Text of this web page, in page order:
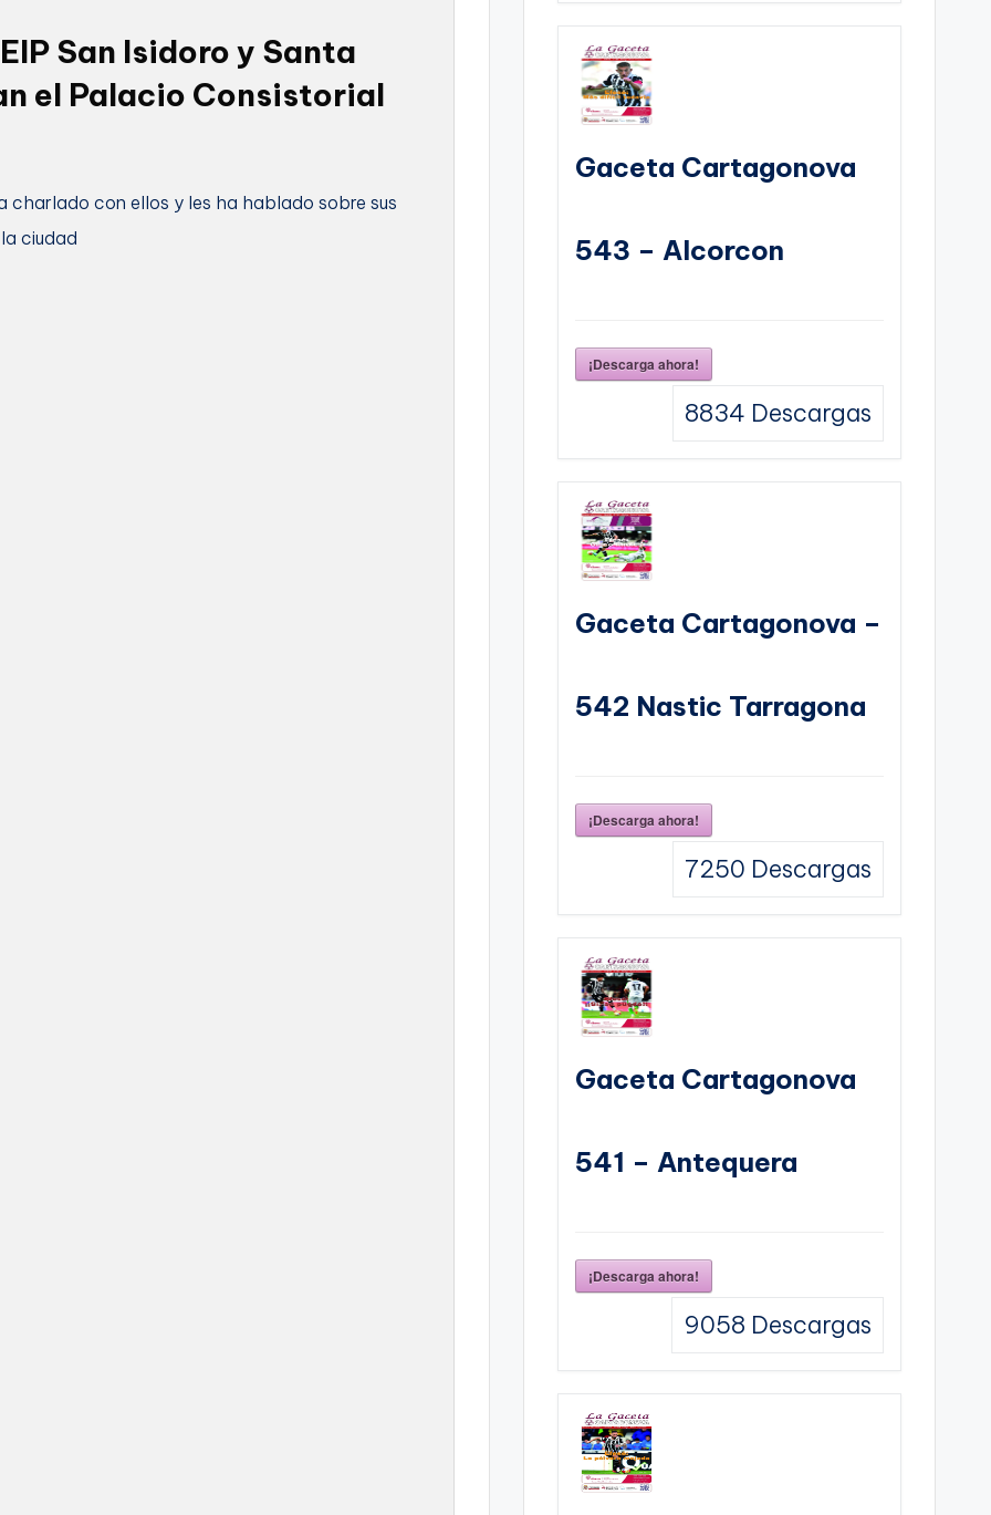
San Isidoro y Santa
el Palacio Consistorial
charlado con ellos y les ha hablado sobre sus
ciudad
Gaceta Cartagonova
543 – Alcorcon
¡Descarga ahora!
8834 Descargas
Gaceta Cartagonova –
542 Nastic Tarragona
¡Descarga ahora!
7250 Descargas
Gaceta Cartagonova
541 – Antequera
¡Descarga ahora!
9058 Descargas